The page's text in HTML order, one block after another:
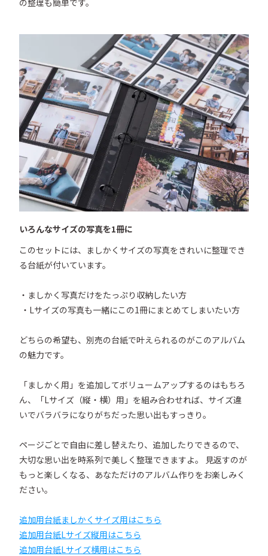
の整理も簡単です。
いろんなサイズの写真を1冊に
このセットには、ましかくサイズの写真をきれいに整理でき
る台紙が付いています。
・ましかく写真だけをたっぷり収納したい方
どちらの希望も、別売の台紙で叶えられるのがこのアルバム
の魅力です。
「ましかく用」を追加してボリュームアップするのはもちろ
ん、「Lサイズ（縦・横）用」を組み合わせれば、サイズ違
いでバラバラになりがちだった思い出もすっきり。
ページごとで自由に差し替えたり、追加したりできるので、
大切な思い出を時系列で美しく整理できますよ。 見返すのが
もっと楽しくなる、あなただけのアルバム作りをお楽しみく
ださい。
追加用台紙ましかくサイズ用はこちら
追加用台紙Lサイズ縦用はこちら
追加用台紙Lサイズ横用はこちら